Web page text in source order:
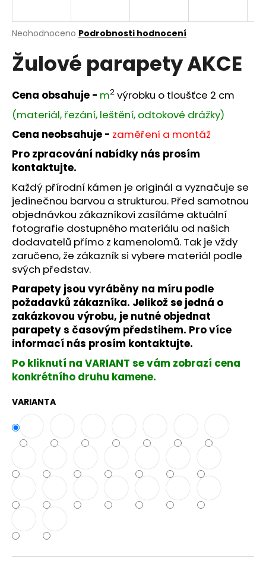
Průměrné
produktu
je
z
5
hvězdiček.
Neohodnoceno Podrobnosti hodnocení
Žulové parapety AKCE
Cena obsahuje - m2 výrobku o tloušťce 2 cm
(materiál, řezání, leštění, odtokové drážky)
Cena neobsahuje - zaměření a montáž
Pro zpracování nabídky nás prosím
kontaktujte.
Každý přírodní kámen je originál a vyznačuje se
jedinečnou barvou a strukturou. Před samotnou
objednávkou zákazníkovi zasíláme aktuální
fotografie dostupného materiálu od našich
dodavatelů přímo z kamenolomů. Tak je vždy
zaručeno, že zákazník si vybere materiál podle
svých představ.
Parapety jsou vyráběny na míru podle
požadavků zákazníka. Jelikož se jedná o
zakázkovou výrobu, je nutné objednat
parapety s časovým předstihem. Pro více
informací nás prosím kontaktujte.
Po kliknutí na VARIANT se vám zobrazí cena
konkrétního druhu kamene.
VARIANTA
j
t
?
HLEDAT
D
o
p
o
r
u
č
u
j
e
m
e